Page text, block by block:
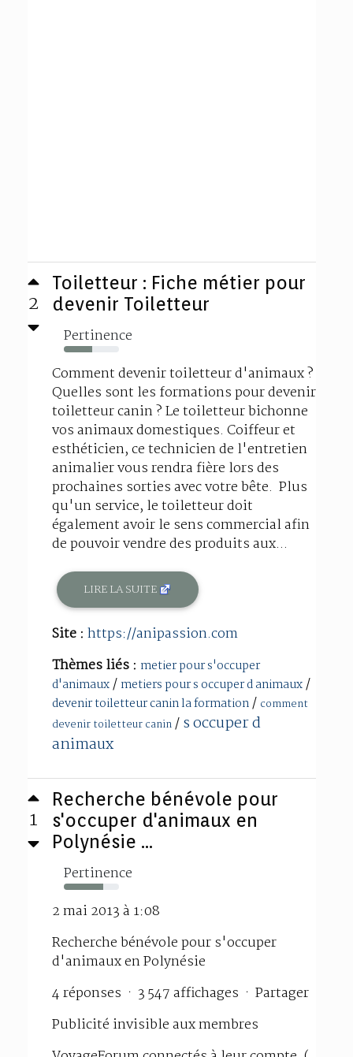
2
Toiletteur : Fiche métier pour
devenir Toiletteur
Pertinence
51%
Comment devenir toiletteur d'animaux ?
Quelles sont les formations pour devenir
toiletteur canin ? Le toiletteur bichonne
vos animaux domestiques. Coiffeur et
esthéticien, ce technicien de l'entretien
animalier vous rendra fière lors des
prochaines sorties avec votre bête. Plus
qu'un service, le toiletteur doit
également avoir le sens commercial afin
de pouvoir vendre des produits aux...
LIRE LA SUITE
Site : https://anipassion.com
Thèmes liés : metier pour s'occuper
d'animaux/ metiers pour s occuper d animaux/
devenir toiletteur canin la formation/ comment
devenir toiletteur canin/s occuper d
animaux
1
Recherche bénévole pour
s'occuper d'animaux en
Polynésie ...
Pertinence
71%
2 mai 2013 à 1:08
Recherche bénévole pour s'occuper
d'animaux en Polynésie
4 réponses · 3 547 affichages · Partager
Publicité invisible aux membres